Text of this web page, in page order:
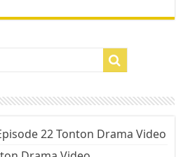
22 Tonton Drama Video